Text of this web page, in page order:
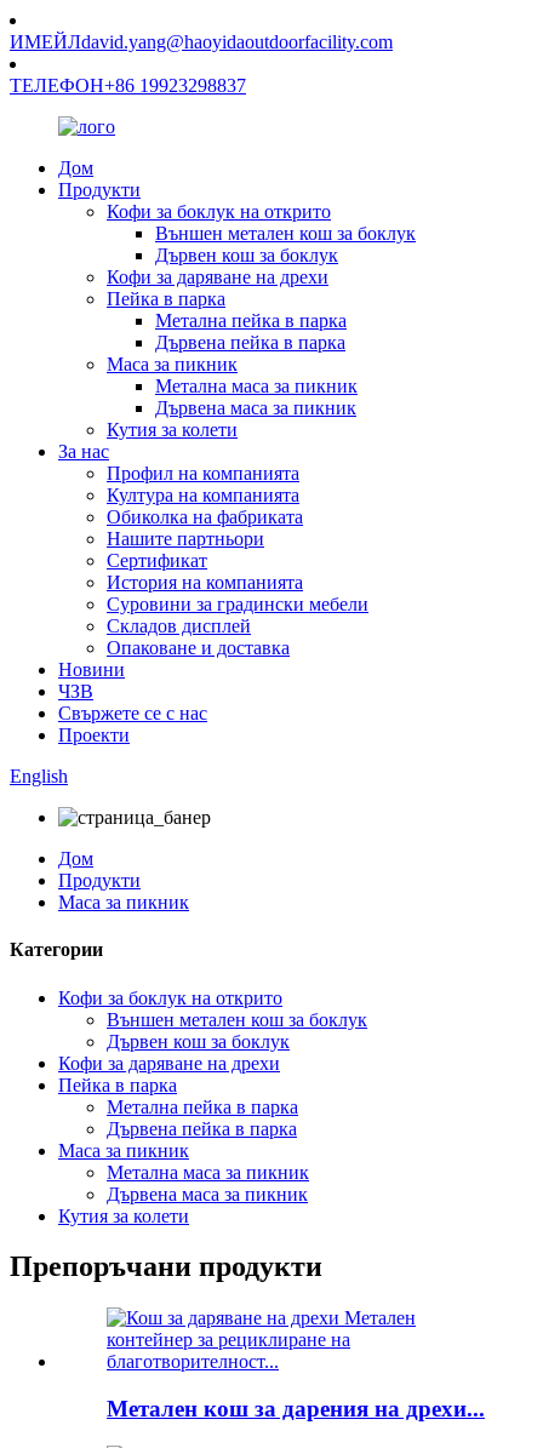
ИМЕЙЛdavid.yang@haoyidaoutdoorfacility.com
ТЕЛЕФОН+86 19923298837
Дом
Продукти
Кофи за боклук на открито
Външен метален кош за боклук
Дървен кош за боклук
Кофи за даряване на дрехи
Пейка в парка
Метална пейка в парка
Дървена пейка в парка
Маса за пикник
Метална маса за пикник
Дървена маса за пикник
Кутия за колети
За нас
Профил на компанията
Култура на компанията
Обиколка на фабриката
Нашите партньори
Сертификат
История на компанията
Суровини за градински мебели
Складов дисплей
Опаковане и доставка
Новини
ЧЗВ
Свържете се с нас
Проекти
English
Дом
Продукти
Маса за пикник
Категории
Кофи за боклук на открито
Външен метален кош за боклук
Дървен кош за боклук
Кофи за даряване на дрехи
Пейка в парка
Метална пейка в парка
Дървена пейка в парка
Маса за пикник
Метална маса за пикник
Дървена маса за пикник
Кутия за колети
Препоръчани продукти
Метален кош за дарения на дрехи...